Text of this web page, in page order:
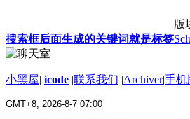
版
搜索框后面生成的关键词就是标签
小黑屋| icode |联系我们 |Archiver|手机
GMT+8, 2026-8-7 07:00